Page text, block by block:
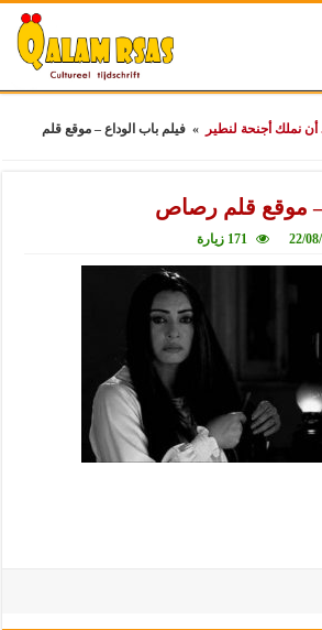
نملك أجنحة لنطير » فيلم باب الوداع – موقع قلم
– موقع قلم رصاص
22/ 171 زيارة